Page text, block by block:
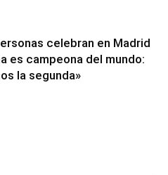
celebran en Madrid
es campeona del mundo:
la segunda»